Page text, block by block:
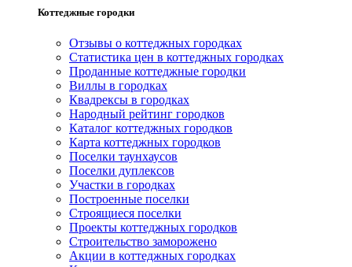
Коттеджные городки
Отзывы о коттеджных городках
Статистика цен в коттеджных городках
Проданные коттеджные городки
Виллы в городках
Квадрексы в городках
Народный рейтинг городков
Каталог коттеджных городков
Карта коттеджных городков
Поселки таунхаусов
Поселки дуплексов
Участки в городках
Построенные поселки
Строящиеся поселки
Проекты коттеджных городков
Строительство заморожено
Акции в коттеджных городках